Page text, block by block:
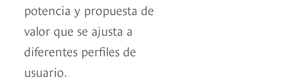
potencia y propuesta de
valor que se ajusta a
diferentes perfiles de
usuario.